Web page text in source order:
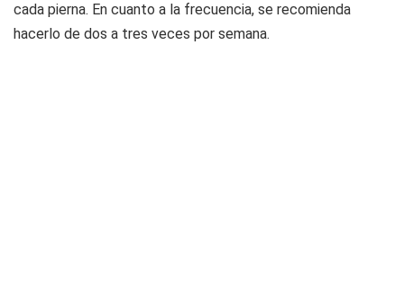
cada pierna. En cuanto a la frecuencia, se recomienda
hacerlo de dos a tres veces por semana.